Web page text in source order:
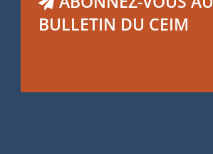
BULLETIN DU CEIM